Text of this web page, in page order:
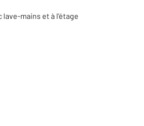
lave-mains et à l'étage